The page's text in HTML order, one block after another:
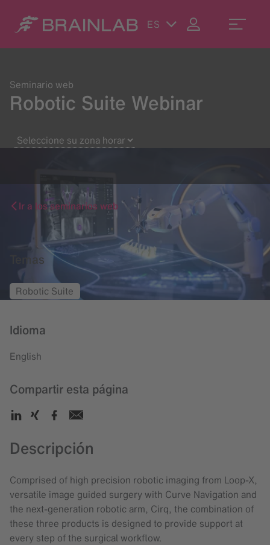
ES
Seminario web
Robotic Suite Webinar
Ir a los seminarios web
Temas
Robotic Suite
Idioma
English
Compartir esta página
Descripción
Comprised of high precision robotic imaging from Loop-X,
versatile image guided surgery with Curve Navigation and
the next-generation robotic arm, Cirq, the combination of
these three products is designed to provide support at
every step of the surgical workflow.